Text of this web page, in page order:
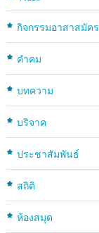
กิจกรรมอาสาสมัคร
คำคม
บทความ
บริจาค
ประชาสัมพันธ์
สถิติ
ห้องสมุด